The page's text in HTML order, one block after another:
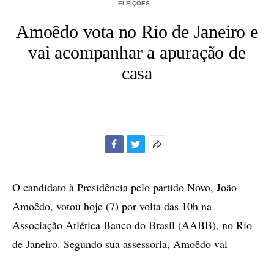
ELEIÇÕES
Amoêdo vota no Rio de Janeiro e
vai acompanhar a apuração de
casa
compartilhamento
O candidato à Presidência pelo partido Novo, João
Amoêdo, votou hoje (7) por volta das 10h na
Associação Atlética Banco do Brasil (AABB), no Rio
de Janeiro. Segundo sua assessoria, Amoêdo vai